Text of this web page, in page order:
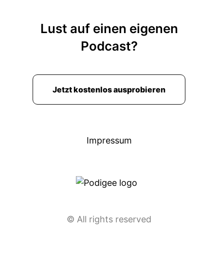
Lust auf einen eigenen
Podcast?
Jetzt kostenlos ausprobieren
Impressum
© All rights reserved